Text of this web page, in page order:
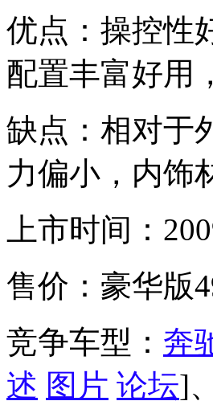
优点：操控性
配置丰富好用
缺点：相对于
力偏小，内饰
上市时间：
售价：豪华版
竞争车型： 奔
述 图片 论坛]、